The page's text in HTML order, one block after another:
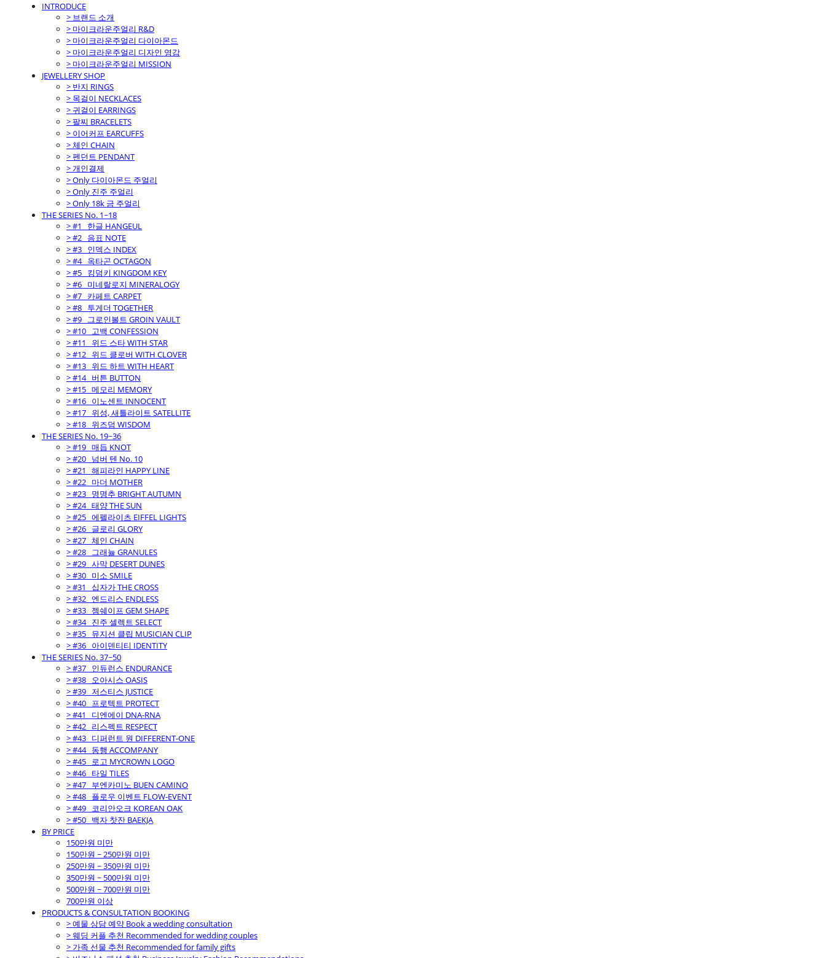
INTRODUCE
> 브랜드 소개
> 마이크라운주얼리 R&D
> 마이크라운주얼리 다이아몬드
> 마이크라운주얼리 디자인 영감
> 마이크라운주얼리 MISSION
JEWELLERY SHOP
> 반지 RINGS
> 목걸이 NECKLACES
> 귀걸이 EARRINGS
> 팔찌 BRACELETS
> 이어커프 EARCUFFS
> 체인 CHAIN
> 펜던트 PENDANT
> 개인결제
> Only 다이아몬드 주얼리
> Only 진주 주얼리
> Only 18k 금 주얼리
THE SERIES No. 1~18
> #1_ 한글 HANGEUL
> #2_ 음표 NOTE
> #3_ 인덱스 INDEX
> #4_ 옥타곤 OCTAGON
> #5_ 킹덤키 KINGDOM KEY
> #6_ 미네랄로지 MINERALOGY
> #7_ 카페트 CARPET
> #8_ 투게더 TOGETHER
> #9_ 그로인볼트 GROIN VAULT
> #10_ 고백 CONFESSION
> #11_ 위드 스타 WITH STAR
> #12_ 위드 클로버 WITH CLOVER
> #13_ 위드 하트 WITH HEART
> #14_ 버튼 BUTTON
> #15_ 메모리 MEMORY
> #16_ 이노센트 INNOCENT
> #17_ 위성, 새틀라이트 SATELLITE
> #18_ 위즈덤 WISDOM
THE SERIES No. 19~36
> #19_ 매듭 KNOT
> #20_ 넘버 텐 No. 10
> #21_ 해피라인 HAPPY LINE
> #22_ 마더 MOTHER
> #23_ 명명추 BRIGHT AUTUMN
> #24_ 태양 THE SUN
> #25_ 에펠라이츠 EIFFEL LIGHTS
> #26_ 글로리 GLORY
> #27_ 체인 CHAIN
> #28_ 그래뉼 GRANULES
> #29_ 사막 DESERT DUNES
> #30_ 미소 SMILE
> #31_ 십자가 THE CROSS
> #32_ 엔드리스 ENDLESS
> #33_ 젬쉐이프 GEM SHAPE
> #34_ 진주 셀렉트 SELECT
> #35_ 뮤지션 클립 MUSICIAN CLIP
> #36_ 아이덴티티 IDENTITY
THE SERIES No. 37~50
> #37_ 인듀런스 ENDURANCE
> #38_ 오아시스 OASIS
> #39_ 저스티스 JUSTICE
> #40_ 프로텍트 PROTECT
> #41_ 디엔에이 DNA-RNA
> #42_ 리스펙트 RESPECT
> #43_ 디퍼런트 원 DIFFERENT-ONE
> #44_ 동행 ACCOMPANY
> #45_ 로고 MYCROWN LOGO
> #46_ 타일 TILES
> #47_ 부엔카미노 BUEN CAMINO
> #48_ 플로우 이벤트 FLOW-EVENT
> #49_ 코리안오크 KOREAN OAK
> #50_ 백자 찻잔 BAEKJA
BY PRICE
150만원 미만
150만원 ~ 250만원 미만
250만원 ~ 350만원 미만
350만원 ~ 500만원 미만
500만원 ~ 700만원 미만
700만원 이상
PRODUCTS & CONSULTATION BOOKING
> 예물 상담 예약 Book a wedding consultation
> 웨딩 커플 추천 Recommended for wedding couples
> 가족 선물 추천 Recommended for family gifts